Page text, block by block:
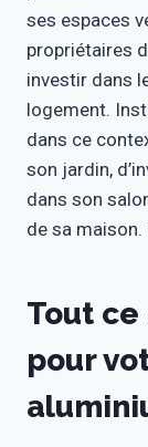
ses espaces
propriétaires
investir dans
logement.
dans ce
son jardin,
dans son
de sa
Tout ce
pour